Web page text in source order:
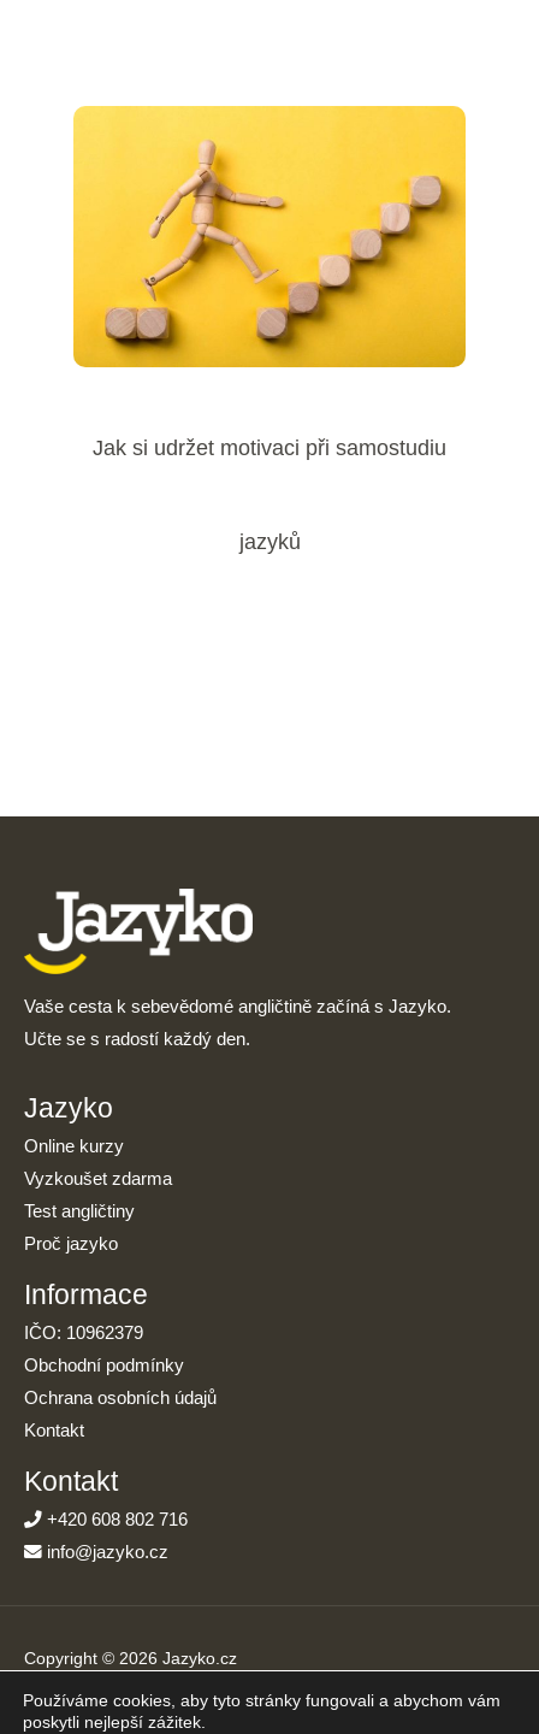
Jak si udržet motivaci při samostudiu
jazyků
Vaše cesta k sebevědomé angličtině začíná s Jazyko.
Učte se s radostí každý den.
Jazyko
Online kurzy
Vyzkoušet zdarma
Test angličtiny
Proč jazyko
Informace
IČO: 10962379
Obchodní podmínky
Ochrana osobních údajů
Kontakt
Kontakt
+420 608 802 716
info@jazyko.cz
Copyright © 2026 Jazyko.cz
Online kurzy angličtiny s podporou živého lektora. Učíte se jen
Používáme cookies, aby tyto stránky fungovali a abychom vám
poskytli nejlepší zážitek.